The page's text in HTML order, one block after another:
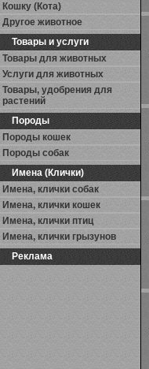
Кошку (Кота)
Другое животное
Товары и услуги
Товары для животных
Услуги для животных
Товары, удобрения для
растений
Породы
Породы кошек
Породы собак
Имена (Клички)
Имена, клички собак
Имена, клички кошек
Имена, клички птиц
Имена, клички грызунов
Реклама